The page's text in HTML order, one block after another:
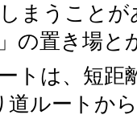
まうこと
の置き場と
トは、短距
道ルートか